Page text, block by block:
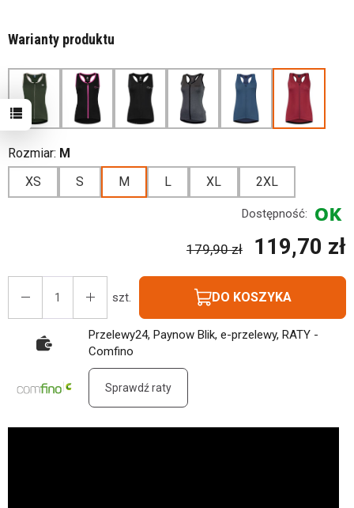
Warianty produktu
Rozmiar: M
XS
S M L XL 2XL
Dostępność:
179,90 zł 119,70 zł
szt. DO KOSZYKA
Przelewy24, Paynow Blik, e-przelewy, RATY -
Comfino
Sprawdź raty